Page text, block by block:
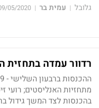
גלובל | עמית בר |
05/2020
רדוור עמדה בתחזית
מתחזיות האנליסטים; רועי
בהכנסות לצד המשך גידול